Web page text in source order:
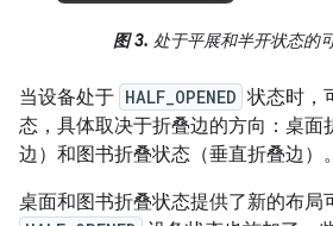
图 3. 处于平展和半开状态的
当设备处于 HALF_OPENED 状态时，
态，具体取决于折叠边的方向：桌面
边）和图书折叠状态（垂直折叠边）。
桌面和图书折叠状态提供了新的布局